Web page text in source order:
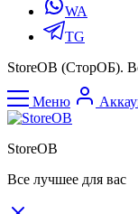
WA
TG
StoreOB (CторОБ).
Меню
StoreOB
Все лучшее для вас